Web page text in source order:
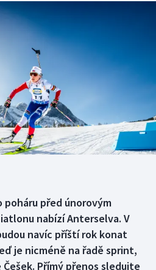
před únorovým
nabízí Anterselva. V
navíc příští rok konat
je nicméně na řadě sprint,
Přímý přenos sledujte